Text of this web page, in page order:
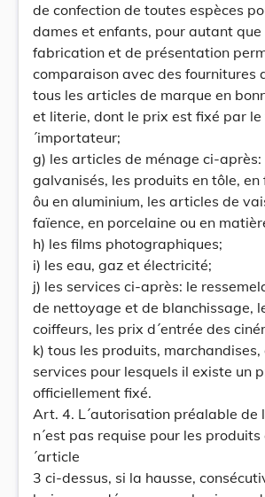
de confection de toutes espèces
dames et enfants, pour autant que
fabrication et de présentation
comparaison avec des fournitures
tous les articles de marque en
et literie, dont le prix est fixé par
´importateur;
g) les articles de ménage ci-
galvanisés, les produits en tôle, en
ôu en aluminium, les articles de
faïence, en porcelaine ou en
h) les films photographiques;
i) les eau, gaz et électricité;
j) les services ci-après: le
de nettoyage et de blanchissage,
coiffeurs, les prix d´entrée des
k) tous les produits, marchandises,
services pour lesquels il existe un
officiellement fixé.
Art. 4. L´autorisation préalable de
n´est pas requise pour les produits
´article
3 ci-dessus, si la hausse,